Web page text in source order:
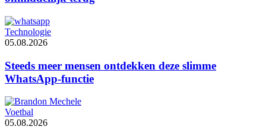
Technologie
05.08.2026
Steeds meer mensen ontdekken deze slimme
WhatsApp-functie
Voetbal
05.08.2026